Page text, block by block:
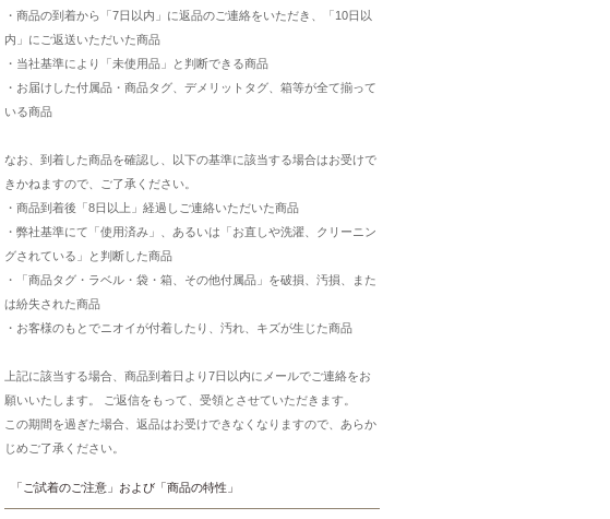
・商品の到着から「7日以内」に返品のご連絡をいただき、「10日以
内」にご返送いただいた商品
・当社基準により「未使用品」と判断できる商品
・お届けした付属品・商品タグ、デメリットタグ、箱等が全て揃って
いる商品
なお、到着した商品を確認し、以下の基準に該当する場合はお受けで
きかねますので、ご了承ください。
・商品到着後「8日以上」経過しご連絡いただいた商品
・弊社基準にて「使用済み」、あるいは「お直しや洗濯、クリーニン
グされている」と判断した商品
・「商品タグ・ラベル・袋・箱、その他付属品」を破損、汚損、また
は紛失された商品
・お客様のもとでニオイが付着したり、汚れ、キズが生じた商品
上記に該当する場合、商品到着日より7日以内にメールでご連絡をお
願いいたします。 ご返信をもって、受領とさせていただきます。
この期間を過ぎた場合、返品はお受けできなくなりますので、あらか
じめご了承ください。
「ご試着のご注意」および「商品の特性」